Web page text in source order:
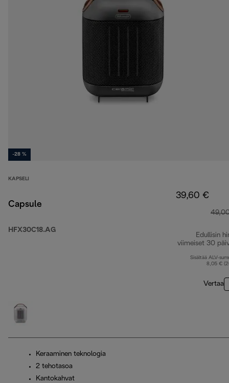
-28 %
KAPSELI
Capsule
HFX30C18.AG
39,60 €
Edullisin
viimeiset 30
Sisältää ALV-
8,05 €
Vertaa
Keraaminen teknologia
2 tehotasoa
Kantokahvat